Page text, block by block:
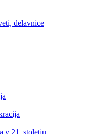
delavnice
v 21. stoletju